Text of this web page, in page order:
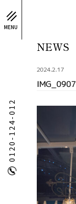
MENU
0120-124-012
NEWS
2024.2.17
IMG_0907